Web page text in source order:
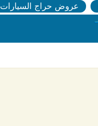
عروض حراج السيارات